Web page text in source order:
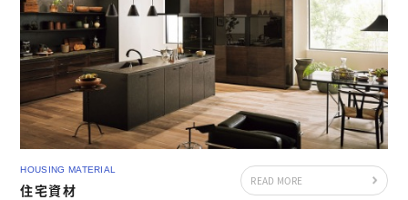
HOUSING MATERIAL
住宅資材 READ MORE